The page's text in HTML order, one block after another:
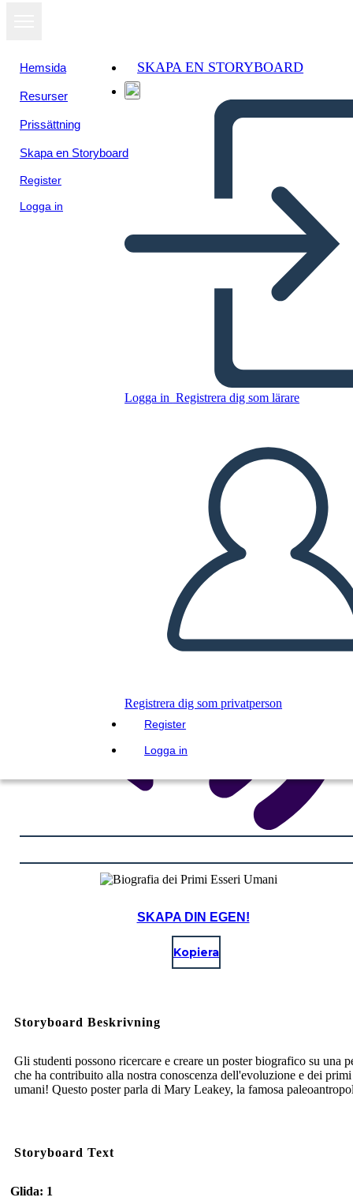
Hemsida
Resurser
Prissättning
Skapa en Storyboard
Register
Logga in
SKAPA EN STORYBOARD
Logga in Registrera dig som lärare
Registrera dig som privatperson
Register
Logga in
SKAPA EN STORYBOARD
SPELA UPP BILDSPEL
LÄS FÖR MIG
SKAPA DIN EGEN!
Kopiera
Storyboard Beskrivning
Gli studenti possono ricercare e creare un poster biografico su una
che ha contribuito alla nostra conoscenza dell'evoluzione e dei primi
umani! Questo poster parla di Mary Leakey, la famosa
Storyboard Text
Glida: 1